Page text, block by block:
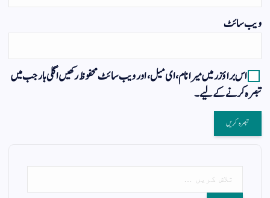
ویب‌ سائٹ
اس براؤزر میں میرا نام، ای میل، اور ویب سائٹ محفوظ رکھیں اگلی بار جب میں
تبصرہ کرنے کےلیے۔